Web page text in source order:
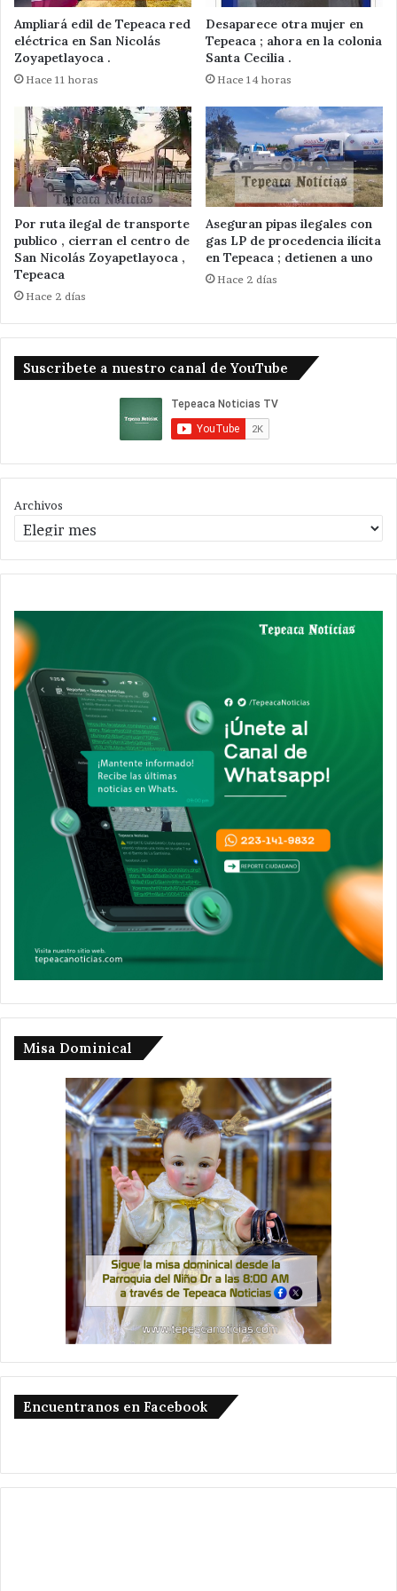
Ampliará edil de Tepeaca red
eléctrica en San Nicolás
Zoyapetlayoca .
Hace 11 horas
Desaparece otra mujer en
Tepeaca ; ahora en la colonia
Santa Cecilia .
Hace 14 horas
Por ruta ilegal de transporte
publico , cierran el centro de
San Nicolás Zoyapetlayoca ,
Tepeaca
Hace 2 días
Aseguran pipas ilegales con
gas LP de procedencia ilícita
en Tepeaca ; detienen a uno
Hace 2 días
Suscribete a nuestro canal de YouTube
Archivos
Misa Dominical
Encuentranos en Facebook